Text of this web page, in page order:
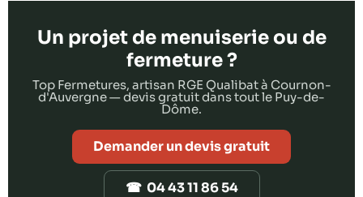
Un projet de menuiserie ou de
fermeture ?
Top Fermetures, artisan RGE Qualibat à Cournon-
d'Auvergne — devis gratuit dans tout le Puy-de-
Dôme.
Demander un devis gratuit
☎ 04 43 11 86 54